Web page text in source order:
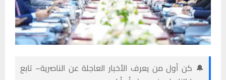
🔔 كن أول من يعرف الأخبار العاجلة عن الناصرية– تابع